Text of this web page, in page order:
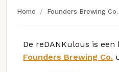
Home Founders Brewing Co.
De reDANKulous is
Founders Brewing Co.